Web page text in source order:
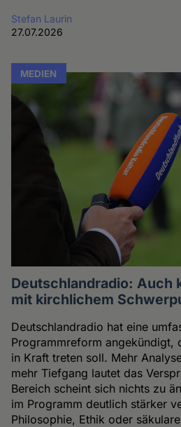
Stefan Laurin
27.07.2026
MEDIEN
Deutschlandradio: Auch
mit kirchlichem
Deutschlandradio hat eine
Programmreform angekündigt,
in Kraft treten soll. Mehr
mehr Tiefgang lautet das
Bereich scheint sich nichts zu
im Programm deutlich stärker
Philosophie, Ethik oder